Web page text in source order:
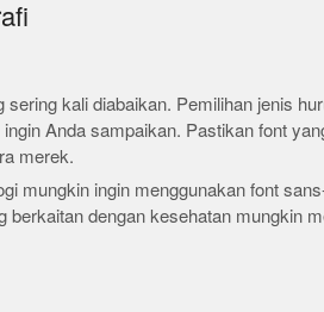
kali diabaikan. Pemilihan jenis
Anda sampaikan. Pastikan font
merek.
mungkin ingin menggunakan font
berkaitan dengan kesehatan mungkin